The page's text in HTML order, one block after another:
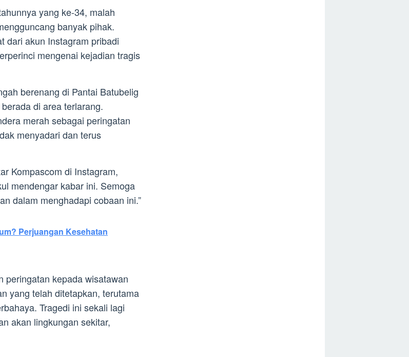
yang ke-34, malah
banyak pihak.
dari akun Instagram pribadi
mengenai kejadian tragis
berenang di Pantai Batubelig
di area terlarang.
merah sebagai peringatan
menyadari dan terus
Kompascom di Instagram,
mendengar kabar ini. Semoga
dalam menghadapi cobaan ini.”
Perjuangan Kesehatan
peringatan kepada wisatawan
yang telah ditetapkan, terutama
Tragedi ini sekali lagi
akan lingkungan sekitar,